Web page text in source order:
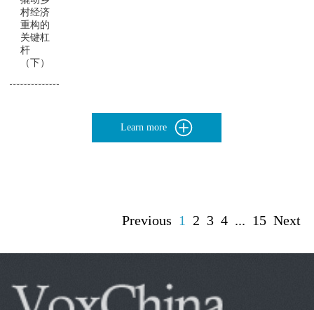
村经济
重构的
关键杠
杆
（下）
Learn more
Previous 1 2 3 4 ... 15 Next